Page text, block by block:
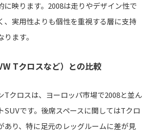
に映ります。2008は走りやデザイン性で
、実用性よりも個性を重視する層に支持
ます。
Tクロスなど）との比較
Tクロスは、ヨーロッパ市場で2008と並ん
SUVです。後席スペースに関してはTクロ
あり、特に足元のレッグルームに差が見